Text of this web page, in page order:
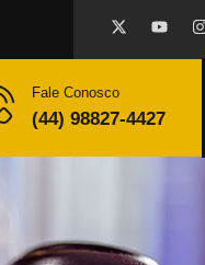
Fale Conosco
(44) 98827-4427